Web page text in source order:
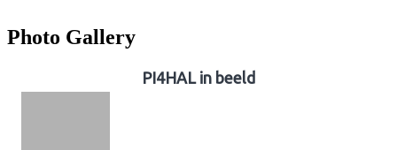
Photo Gallery
PI4HAL in beeld